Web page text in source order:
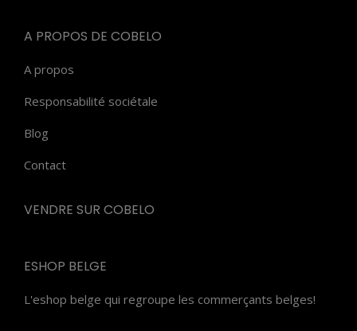
A PROPOS DE COBELO
A propos
Responsabilité sociétale
Blog
Contact
VENDRE SUR COBELO
ESHOP BELGE
L'eshop belge qui regroupe les commerçants belges!